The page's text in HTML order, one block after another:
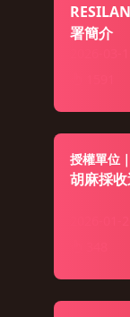
署簡介
授權單位
胡麻採